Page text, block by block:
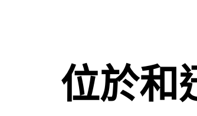
位於和